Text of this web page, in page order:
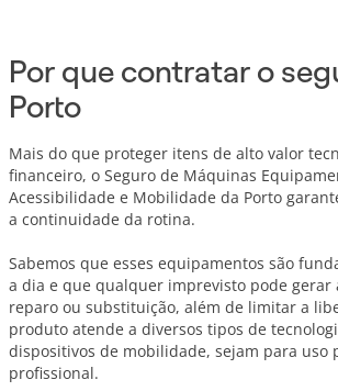
Por que contratar o
Porto
Mais do que proteger itens de alto valor
financeiro, o Seguro de Máquinas
Acessibilidade e Mobilidade da Porto
a continuidade da rotina.
Sabemos que esses equipamentos são
a dia e que qualquer imprevisto pode gerar
reparo ou substituição, além de limitar a
produto atende a diversos tipos de
dispositivos de mobilidade, sejam para uso
profissional.